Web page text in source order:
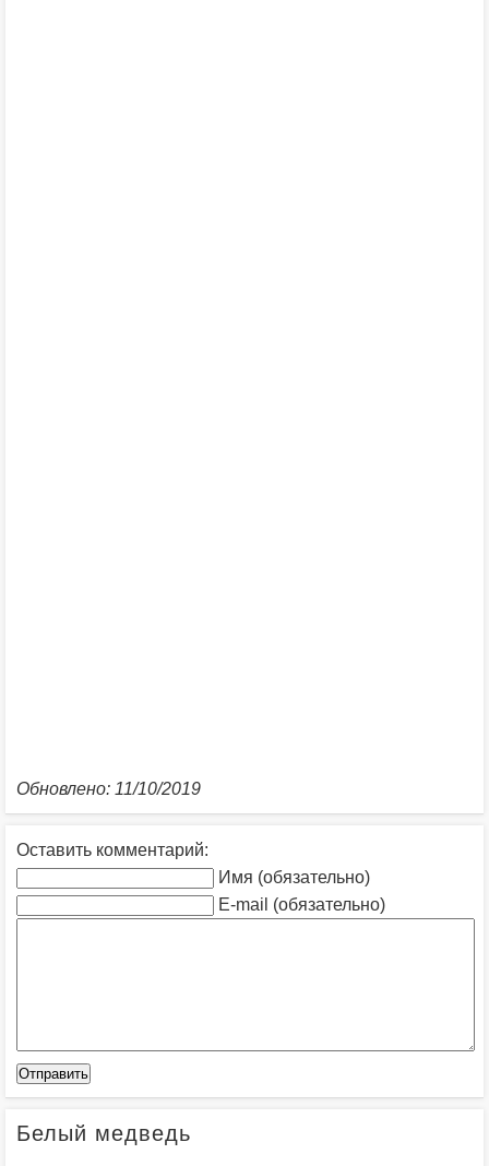
Обновлено: 11/10/2019
Оставить комментарий:
Имя (обязательно)
E-mail (обязательно)
Белый медведь